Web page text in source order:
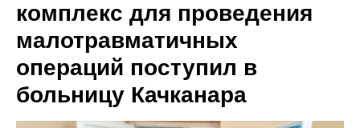
комплекс для проведения
малотравматичных
операций поступил в
больницу Качканара